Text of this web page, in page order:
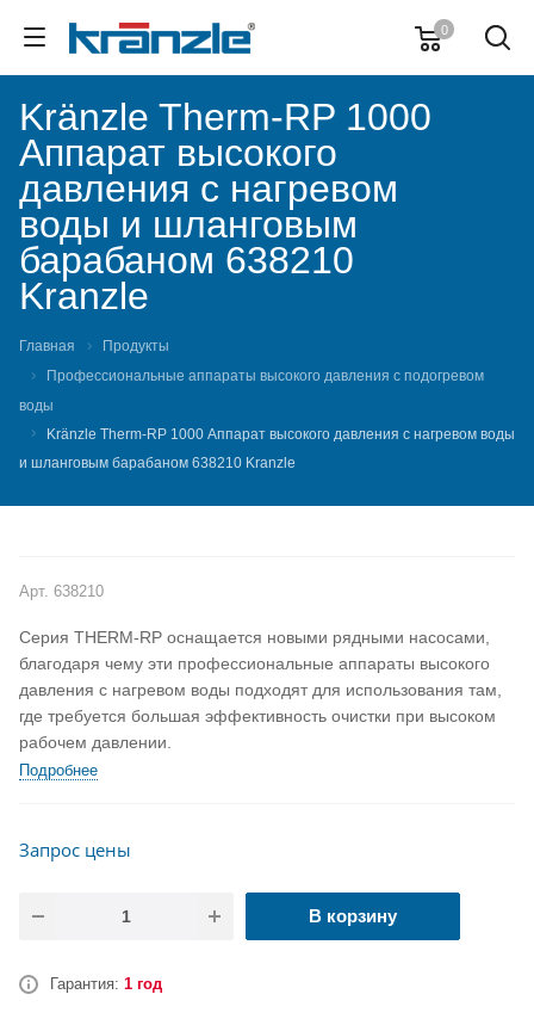
0
Kränzle Therm-RP 1000
Аппарат высокого
давления с нагревом
воды и шланговым
барабаном 638210
Kranzle
Главная
Продукты
Профессиональные аппараты высокого давления с подогревом
воды
Kränzle Therm-RP 1000 Аппарат высокого давления с нагревом воды
и шланговым барабаном 638210 Kranzle
Арт. 638210
Серия THERM-RP оснащается новыми рядными насосами,
благодаря чему эти профессиональные аппараты высокого
давления с нагревом воды подходят для использования там,
где требуется большая эффективность очистки при высоком
рабочем давлении.
Подробнее
Запрос цены
В корзину
Гарантия: 1 год